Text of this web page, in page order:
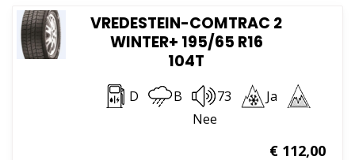
VREDESTEIN-COMTRAC 2
WINTER+ 195/65 R16
104T
D B 73
Ja
Nee
€112,00